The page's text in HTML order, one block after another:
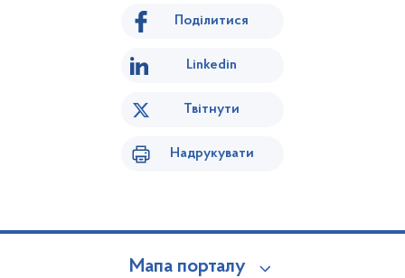
Поділитися
Linkedin
Твітнути
Надрукувати
Мапа порталу